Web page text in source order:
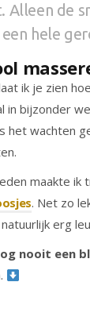
Alleen de
een hele
ik je zien
in bijzonder
het wachten
maakte ik
. Net zo
erg
nooit een